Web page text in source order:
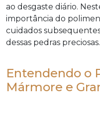
ao desgaste diário.
importância do
cuidados
dessas pedras preciosas.
Entendendo o
Mármore e